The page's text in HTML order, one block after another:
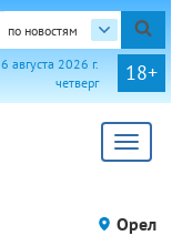
по новостям
18+
6 августа 2026 г.
четверг
Toggle
Орел